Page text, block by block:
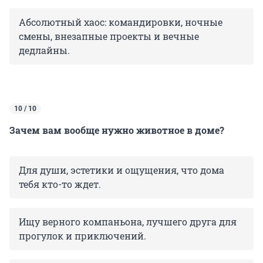
Абсолютный хаос: командировки, ночные
смены, внезапные проекты и вечные
дедлайны.
10 / 10
Зачем вам вообще нужно животное в доме?
Для души, эстетики и ощущения, что дома
тебя кто-то ждет.
Ищу верного компаньона, лучшего друга для
прогулок и приключений.